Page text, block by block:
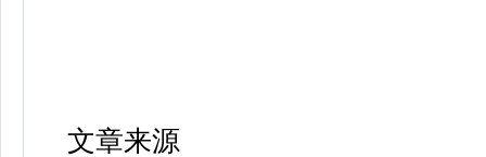
文章来源